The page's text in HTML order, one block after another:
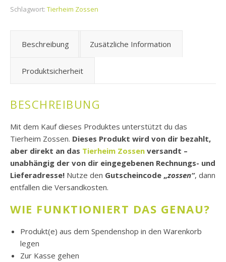
Schlagwort: Tierheim Zossen
Beschreibung Zusätzliche Information
Produktsicherheit
BESCHREIBUNG
Mit dem Kauf dieses Produktes unterstützt du das
Tierheim Zossen. Dieses Produkt wird von dir bezahlt,
aber direkt an das Tierheim Zossen versandt –
unabhängig der von dir eingegebenen Rechnungs- und
Lieferadresse! Nutze den Gutscheincode „zossen“, dann
entfallen die Versandkosten.
WIE FUNKTIONIERT DAS GENAU?
Produkt(e) aus dem Spendenshop in den Warenkorb
legen
Zur Kasse gehen